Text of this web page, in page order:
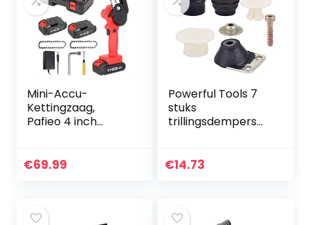
Mini-Accu-
Kettingzaag,
Pafieo 4 inch
Elektrische
€69.99
Powerful Tools 7
stuks
trillingsdempers
set voor Stihl 026
€14.73